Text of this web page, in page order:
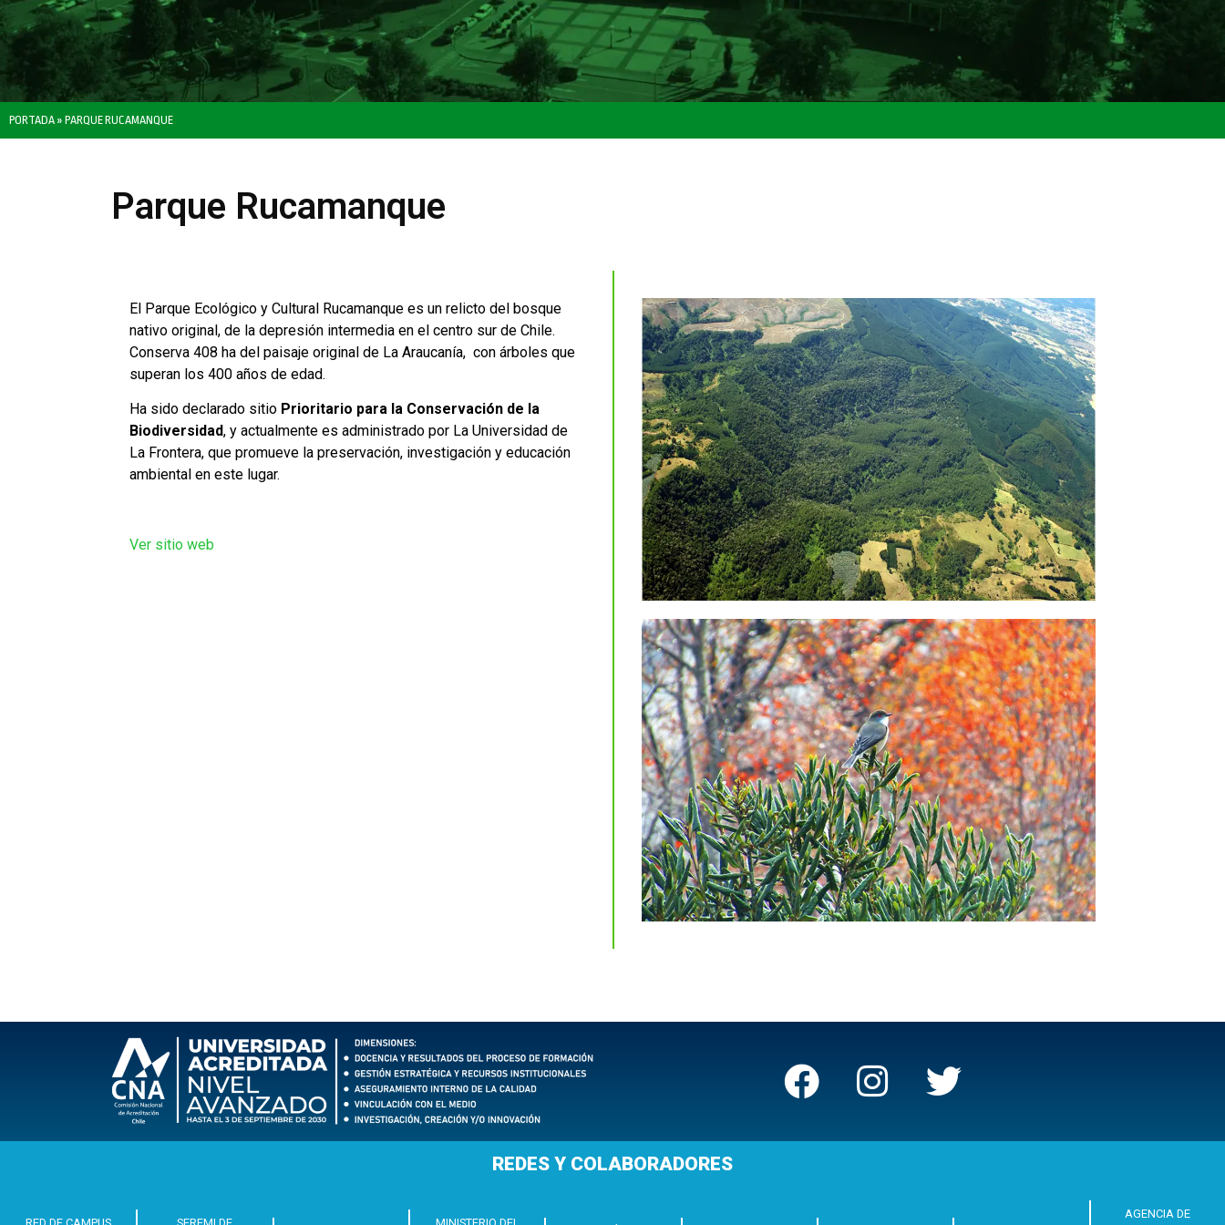
PORTADA » PARQUE RUCAMANQUE
Parque Rucamanque
El Parque Ecológico y Cultural Rucamanque es un relicto del bosque
nativo original, de la depresión intermedia en el centro sur de Chile.
Conserva 408 ha del paisaje original de La Araucanía, con árboles que
superan los 400 años de edad.
Ha sido declarado sitio Prioritario para la Conservación de la
Biodiversidad, y actualmente es administrado por La Universidad de
La Frontera, que promueve la preservación, investigación y educación
ambiental en este lugar.
Ver sitio web
REDES Y COLABORADORES
AGENCIA DE